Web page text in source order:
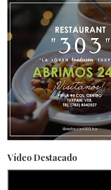
Vídeo Destacado